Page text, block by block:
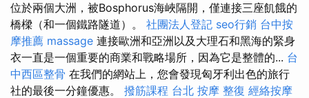
位於兩個大洲，被Bosphorus海峽隔開，僅連接三座飢餓的
橋樑（和一個鐵路隧道）。 社團法人登記 seo行銷 台中按
摩推薦 massage 連接歐洲和亞洲以及大理石和黑海的緊身
衣一直是一個重要的商業和戰略場所，因為它是整體的... 台
中西區整骨 在我們的網站上，您會發現匈牙利出色的旅行
社的最後一分鐘優惠。 撥筋課程 台北 按摩 整復 經絡按摩